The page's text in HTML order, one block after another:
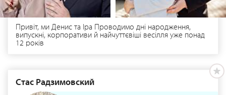
Привіт, ми Денис та Іра Проводимо дні народження,
випускні, корпоративи й найчуттєвіші весілля уже понад
12 років
Стас Радзимовский